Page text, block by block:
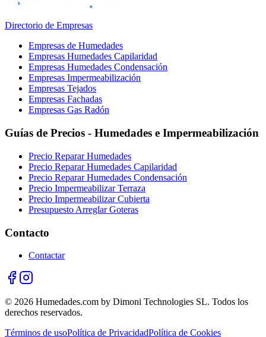
Directorio de Empresas
Empresas de Humedades
Empresas Humedades Capilaridad
Empresas Humedades Condensación
Empresas Impermeabilización
Empresas Tejados
Empresas Fachadas
Empresas Gas Radón
Guías de Precios - Humedades e Impermeabilización
Precio Reparar Humedades
Precio Reparar Humedades Capilaridad
Precio Reparar Humedades Condensación
Precio Impermeabilizar Terraza
Precio Impermeabilizar Cubierta
Presupuesto Arreglar Goteras
Contacto
Contactar
© 2026 Humedades.com by Dimoni Technologies SL. Todos los
derechos reservados.
Términos de usoPolítica de PrivacidadPolítica de Cookies